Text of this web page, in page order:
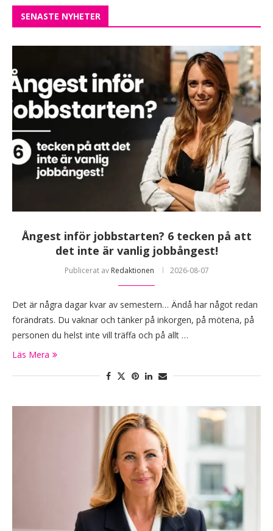
SENASTE NYHETER
Ångest inför jobbstarten? 6 tecken på att
det inte är vanlig jobbångest!
Publicerat av Redaktionen 2026-08-07
Det är några dagar kvar av semestern… Ändå har något redan
förändrats. Du vaknar och tänker på inkorgen, på mötena, på
personen du helst inte vill träffa och på allt …
Läs Mera